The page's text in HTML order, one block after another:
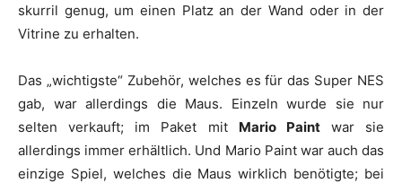
skurril genug, um einen Platz an der Wand oder in der
Vitrine zu erhalten.
Das „wichtigste“ Zubehör, welches es für das Super NES
gab, war allerdings die Maus. Einzeln wurde sie nur
selten verkauft; im Paket mit Mario Paintwar sie
allerdings immer erhältlich. Und Mario Paint war auch das
einzige Spiel, welches die Maus wirklich benötigte; bei